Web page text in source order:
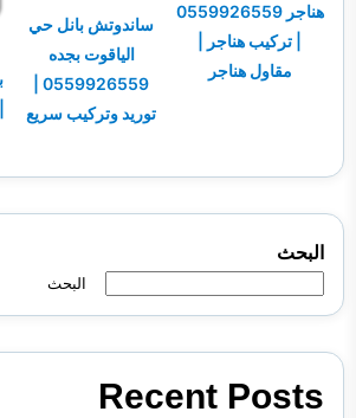
هناجر 0559926559
| تركيب هناجر |
مقاول هناجر
ساندوتش بانل حي
الياقوت بجده
0559926559 |
توريد وتركيب سريع
البحث
البحث
Recent Posts